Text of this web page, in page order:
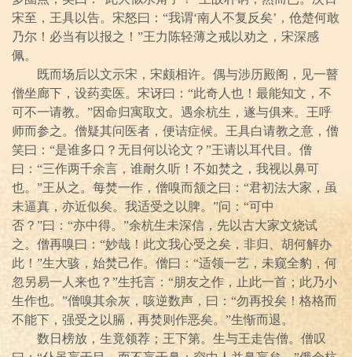
宋至，王具以告。宋怒曰：“我谓‘南人不复反矣’，伧楚何敢
乃尔！必当有以报之！”王力陈轻薄之戒以劝之，宋深感
佩。
既而场后以文示宋，宋颇相许。偶与涉历殿阁，见一瞽
僧坐廊下，设药卖医。宋讶曰：“此奇人也！最能知文，不
可不一请教。”因命归寓取文。遇余杭生，遂与俱来。王呼
师而参之。僧疑其问医者，便诘症候。王具白请教之意，僧
笑曰：“是谁多口？无目何以论文？”王请以耳代目。僧
曰：“三作两千余言，谁耐久听！不如焚之，我视以鼻可
也。”王从之。每焚一作，僧嗅而颔之曰：“君初法大家，虽
未逼真，亦近似矣。我适受之以脾。”问：“可中
否？”曰：“亦中得。”余杭生未深信，先以古大家文烧试
之。僧再嗅曰：“妙哉！此文我心受之矣，非归、胡何解办
此！”生大骇，始焚己作。僧曰：“适领一艺，未窥全豹，何
忽另易一人来也？”生托言：“朋友之作，止此一首；此乃小
生作也。”僧嗅其余灰，咳逆数声，曰：“勿再投矣！格格而
不能下，强受之以膈，再焚则作恶矣。”生惭而退。
数日榜放，生竟领荐；王下第。生与王走告僧。僧叹